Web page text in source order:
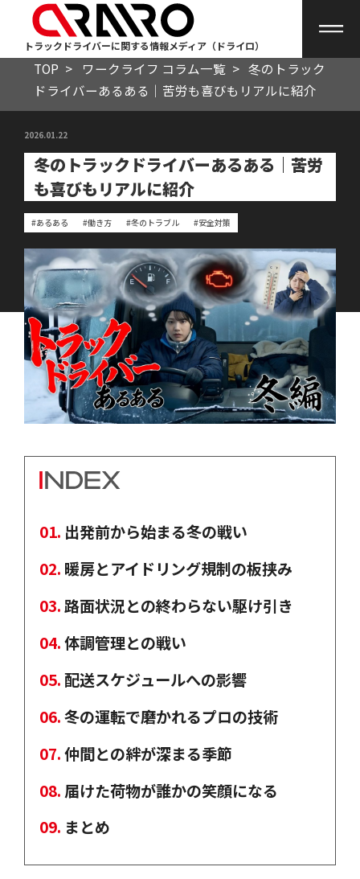
トラックドライバーに関する情報メディア（ドライロ）
TOP > ワークライフ コラム一覧 > 冬のトラック
ドライバーあるある｜苦労も喜びもリアルに紹介
2026.01.22
冬のトラックドライバーあるある｜苦労
も喜びもリアルに紹介
#あるある #働き方 #冬のトラブル #安全対策
出発前から始まる冬の戦い
暖房とアイドリング規制の板挟み
路面状況との終わらない駆け引き
体調管理との戦い
配送スケジュールへの影響
冬の運転で磨かれるプロの技術
仲間との絆が深まる季節
届けた荷物が誰かの笑顔になる
まとめ